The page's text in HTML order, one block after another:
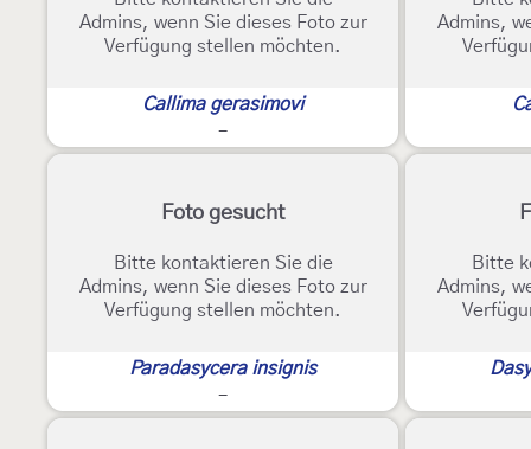
Admins, wenn Sie dieses Foto zur
Verfügung stellen möchten.
Callima gerasimovi
-
Admins,
Foto gesucht
Bitte kontaktieren Sie die
Admins, wenn Sie dieses Foto zur
Verfügung stellen möchten.
Paradasycera insignis
-
Bitte
Admins,